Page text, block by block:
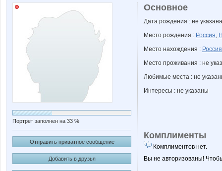
Портрет заполнен на 33 %
Отправить приватное сообщение
Добавить в друзья
Основное
Дата рождения : не указана
Место рождения : Россия,
Место нахождения : Россия
Место проживания : не
Любимые места : не
Интересы : не указаны
Комплименты
Комплиментов нет.
Вы не авторизованы!